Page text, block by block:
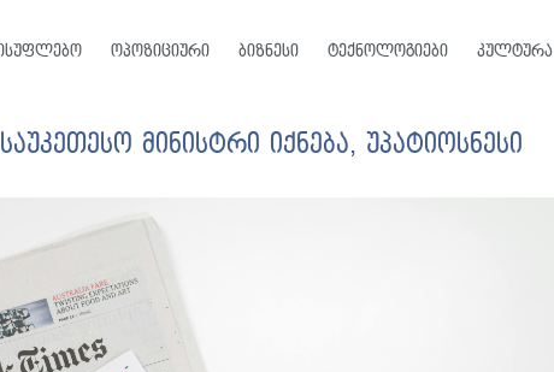
ოპოზიციური ბიზნესი ტექნოლოგიები კულტურა
მინისტრი იქნება, უპატიოსნესი